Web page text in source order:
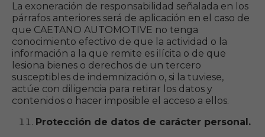
La exoneración de responsabilidad señalada en los
párrafos anteriores será de aplicación en el caso de
que CAETANO AUTOMOTIVE no tenga
conocimiento efectivo de que la actividad o la
información a la que remite es ilícita o de que
lesiona bienes o derechos de un tercero
susceptibles de indemnización o, si la tuviese,
actúe con diligencia para retirar los datos y
contenidos o hacer imposible el acceso a ellos.
Protección de datos de carácter personal.